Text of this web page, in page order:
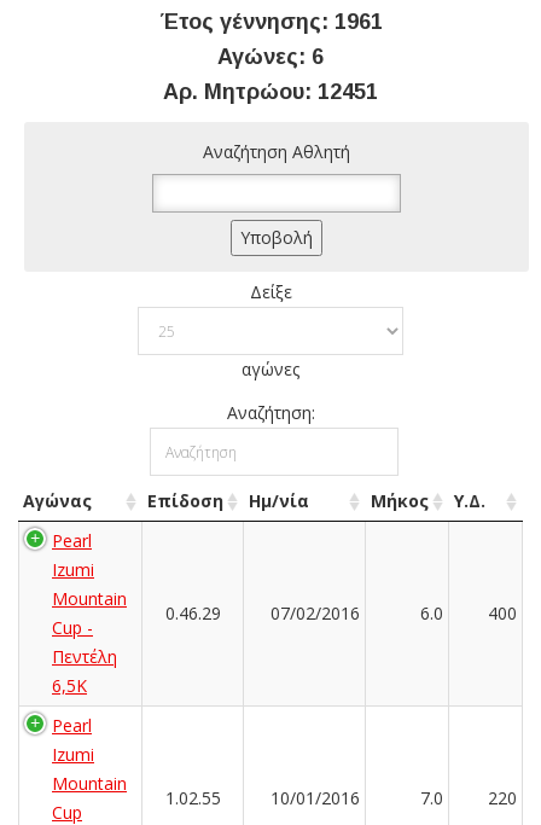
Έτος γέννησης: 1961
Αγώνες: 6
Αρ. Μητρώου: 12451
Αναζήτηση Αθλητή
Δείξε
αγώνες
Αναζήτηση:
Αγώνας Επίδοση Ημ/νία Μήκος
Υ.Δ.
Pearl
Izumi
Mountain
Cup -
Πεντέλη
6,5K
0.46.29 07/02/2016 6.0 400
Pearl
Izumi
Mountain
Cup
1.02.55 10/01/2016 7.0 220